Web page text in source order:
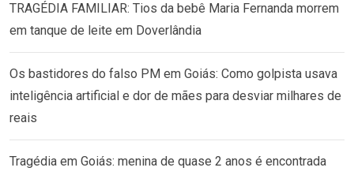
TRAGÉDIA FAMILIAR: Tios da bebê Maria Fernanda morrem
em tanque de leite em Doverlândia
Os bastidores do falso PM em Goiás: Como golpista usava
inteligência artificial e dor de mães para desviar milhares de
reais
Tragédia em Goiás: menina de quase 2 anos é encontrada